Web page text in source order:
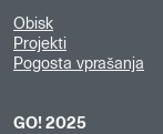
Obisk
Projekti
Pogosta vprašanja
GO! 2025